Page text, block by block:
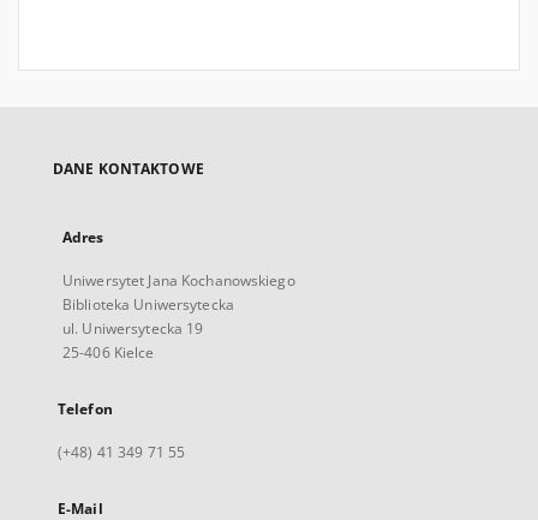
DANE KONTAKTOWE
Adres
Uniwersytet Jana Kochanowskiego
Biblioteka Uniwersytecka
ul. Uniwersytecka 19
25-406 Kielce
Telefon
(+48) 41 349 71 55
E-Mail